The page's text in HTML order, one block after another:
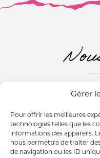
Gérer
Pour offrir les meilleures
technologies telles que les
informations des appareils.
nous permettra de traiter
de navigation ou les ID
ABONNEZ-VOUS